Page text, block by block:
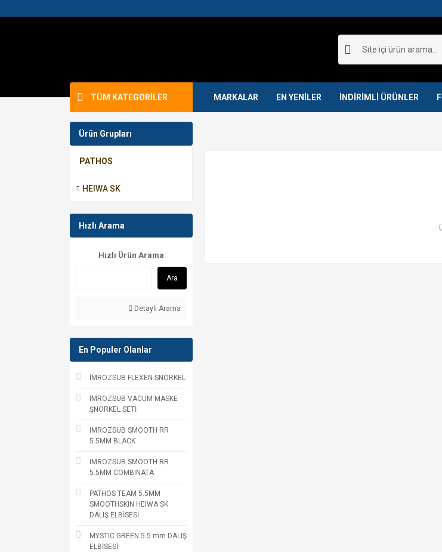
TÜM KATEGORİLER MARKALAR EN YENİLER İNDİRİMLİ ÜRÜNLER
Ürün Grupları
PATHOS
HEIWA SK
Hızlı Arama
Hızlı Ürün Arama
Ara
Detaylı Arama
En Populer Olanlar
İMROZSUB FLEXEN SNORKEL
İMROZSUB VACUM MASKE
ŞNORKEL SETİ
IMROZSUB SMOOTH RR
5.5MM BLACK
IMROZSUB SMOOTH RR
5.5MM COMBINATA
PATHOS TEAM 5.5MM
SMOOTHSKIN HEIWA SK
DALIŞ ELBİSESİ
MYSTIC GREEN 5.5 mm DALIŞ
ELBİSESİ